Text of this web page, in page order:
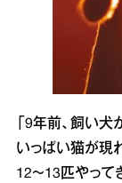
「9年前、飼い
いっぱい猫が現
12～13匹やって